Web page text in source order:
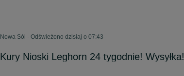
Nowa Sól - Odświeżono dzisiaj o 07:43
Kury Nioski Leghorn 24 tygodnie! Wysyłka!